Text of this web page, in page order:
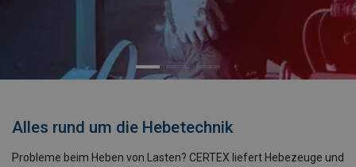
Alles rund um die Hebetechnik
Probleme beim Heben von Lasten? CERTEX liefert Hebezeuge und